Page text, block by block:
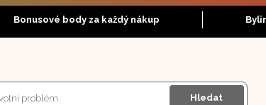
Bonusové body za každý nákup
Hledat